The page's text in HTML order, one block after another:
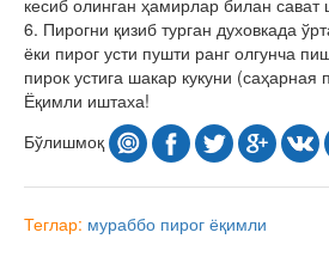
кесиб олинган ҳамирлар билан сават
6. Пирогни қизиб турган духовкада
ёки пирог усти пушти ранг олгунча
пирок устига шакар кукуни (саҳарная
Ёқимли иштаха!
Бўлишмоқ
Теглар: мураббо пирог ёқимли